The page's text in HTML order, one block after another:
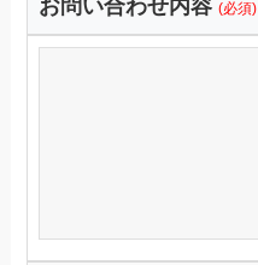
お問い合わせ内容 (必須)